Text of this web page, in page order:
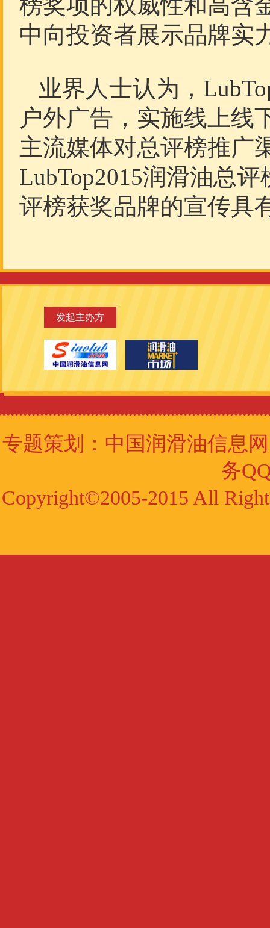
中向投资者展示品牌实
业界人士认为，
户外广告，实施线上线
主流媒体对总评榜推广
LubTop2015润滑油总
评榜获奖品牌的宣传具
发起主办方
专题策划： 中国润滑油信息网
务
Copyright©2005-2015 All